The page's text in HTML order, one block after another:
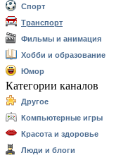
Спорт
Транспорт
Фильмы и анимация
Хобби и образование
Юмор
Категории каналов
Другое
Компьютерные игры
Красота и здоровье
Люди и блоги